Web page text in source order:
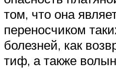
том, что она
переносчиком
болезней, как
тиф, а также